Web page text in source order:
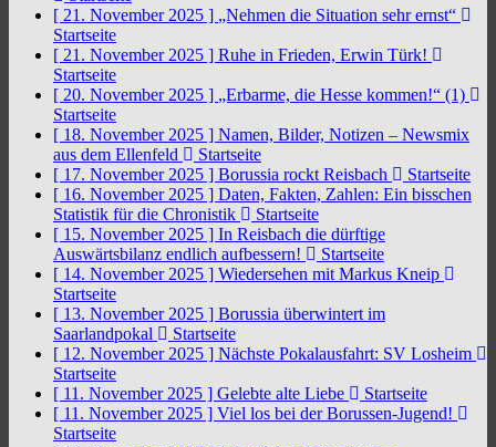
[ 21. November 2025 ] „Nehmen die Situation sehr ernst“
Startseite
[ 21. November 2025 ] Ruhe in Frieden, Erwin Türk!
Startseite
[ 20. November 2025 ] „Erbarme, die Hesse kommen!“ (1)
Startseite
[ 18. November 2025 ] Namen, Bilder, Notizen – Newsmix
aus dem Ellenfeld
Startseite
[ 17. November 2025 ] Borussia rockt Reisbach
Startseite
[ 16. November 2025 ] Daten, Fakten, Zahlen: Ein bisschen
Statistik für die Chronistik
Startseite
[ 15. November 2025 ] In Reisbach die dürftige
Auswärtsbilanz endlich aufbessern!
Startseite
[ 14. November 2025 ] Wiedersehen mit Markus Kneip
Startseite
[ 13. November 2025 ] Borussia überwintert im
Saarlandpokal
Startseite
[ 12. November 2025 ] Nächste Pokalausfahrt: SV Losheim
Startseite
[ 11. November 2025 ] Gelebte alte Liebe
Startseite
[ 11. November 2025 ] Viel los bei der Borussen-Jugend!
Startseite